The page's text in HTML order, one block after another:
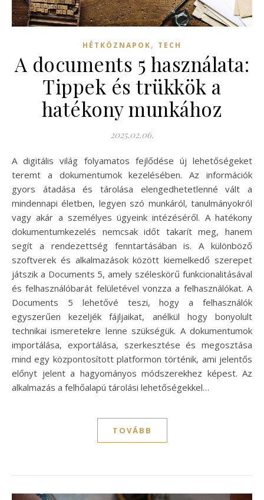
HÉTKÖZNAPOK, TECH
A documents 5 használata:
Tippek és trükkök a
hatékony munkához
2025.02.06.
A digitális világ folyamatos fejlődése új lehetőségeket
teremt a dokumentumok kezelésében. Az információk
gyors átadása és tárolása elengedhetetlenné vált a
mindennapi életben, legyen szó munkáról, tanulmányokról
vagy akár a személyes ügyeink intézéséről. A hatékony
dokumentumkezelés nemcsak időt takarít meg, hanem
segít a rendezettség fenntartásában is. A különböző
szoftverek és alkalmazások között kiemelkedő szerepet
játszik a Documents 5, amely széleskörű funkcionalitásával
és felhasználóbarát felületével vonzza a felhasználókat. A
Documents 5 lehetővé teszi, hogy a felhasználók
egyszerűen kezeljék fájljaikat, anélkül hogy bonyolult
technikai ismeretekre lenne szükségük. A dokumentumok
importálása, exportálása, szerkesztése és megosztása
mind egy központosított platformon történik, ami jelentős
előnyt jelent a hagyományos módszerekhez képest. Az
alkalmazás a felhőalapú tárolási lehetőségekkel…
TOVÁBB